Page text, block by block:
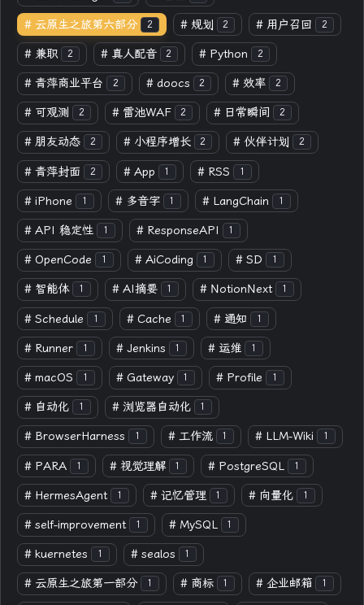
# 云原生之旅第六部分 2 # 规划 2 # 用户召回 2
# 兼职 2 # 真人配音 2 # Python 2
# 青萍商业平台 2 # doocs 2 # 效率 2
# 可观测 2 # 雷池WAF 2 # 日常瞬间 2
# 朋友动态 2 # 小程序增长 2 # 伙伴计划 2
# 青萍封面 2 # App 1 # RSS 1
# iPhone 1 # 多音字 1 # LangChain 1
# API 稳定性 1 # ResponseAPI 1
# OpenCode 1 # AiCoding 1 # SD 1
# 智能体 1 # AI摘要 1 # NotionNext 1
# Schedule 1 # Cache 1 # 通知 1
# Runner 1 # Jenkins 1 # 运维 1
# macOS 1 # Gateway 1 # Profile 1
# 自动化 1 # 浏览器自动化 1
# BrowserHarness 1 # 工作流 1 # LLM-Wiki 1
# PARA 1 # 视觉理解 1 # PostgreSQL 1
# HermesAgent 1 # 记忆管理 1 # 向量化 1
# self-improvement 1 # MySQL 1
# kuernetes 1 # sealos 1
# 云原生之旅第一部分 1 # 商标 1 # 企业邮箱 1